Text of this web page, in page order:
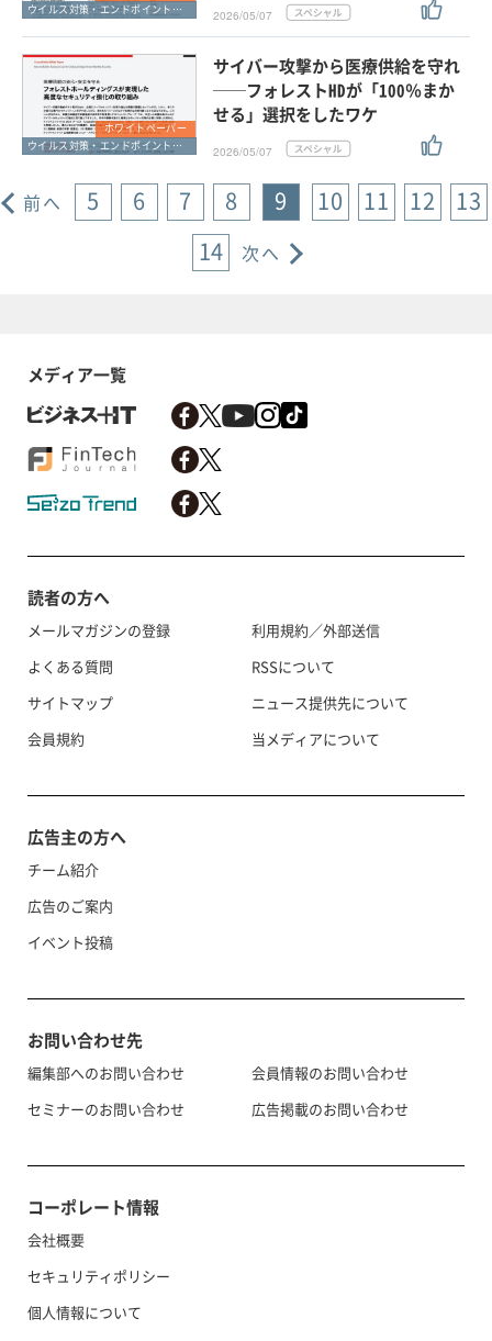
ウイルス対策・エンドポイントセキュリティ
2026/05/07
ホワイトペーパー
ウイルス対策・エンドポイントセキュリティ
サイバー攻撃から医療供給を守れ
──フォレストHDが「100％まか
せる」選択をしたワケ
2026/05/07
前へ 5 6 7 8 9 10 11 12
13
14
次へ
メディア一覧
読者の方へ
メールマガジンの登録
よくある質問
サイトマップ
会員規約
利用規約／外部送信
RSSについて
ニュース提供先について
当メディアについて
広告主の方へ
チーム紹介
広告のご案内
イベント投稿
お問い合わせ先
編集部へのお問い合わせ
セミナーのお問い合わせ
会員情報のお問い合わせ
広告掲載のお問い合わせ
コーポレート情報
会社概要
セキュリティポリシー
個人情報について